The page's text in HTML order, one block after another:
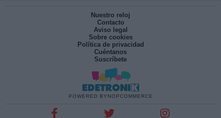
Nuestro reloj
Contacto
Aviso legal
Sobre cookies
Política de privacidad
Cuéntanos
Suscríbete
POWERED BY NOPCOMMERCE